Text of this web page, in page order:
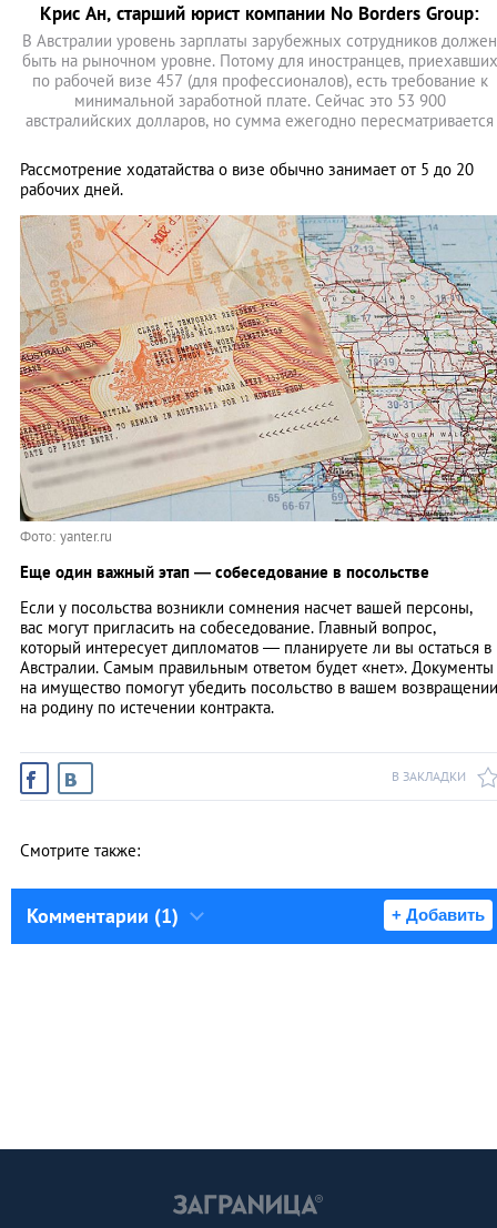
Крис Ан, старший юрист компании No Borders Group:
В Австралии уровень зарплаты зарубежных сотрудников должен
быть на рыночном уровне. Потому для иностранцев, приехавших
по рабочей визе 457 (для профессионалов), есть требование к
минимальной заработной плате. Сейчас это 53 900
австралийских долларов, но сумма ежегодно пересматривается
Рассмотрение ходатайства о визе обычно занимает от 5 до 20
рабочих дней.
Фото: yanter.ru
Еще один важный этап — собеседование в посольстве
Если у посольства возникли сомнения насчет вашей персоны,
вас могут пригласить на собеседование. Главный вопрос,
который интересует дипломатов — планируете ли вы остаться в
Австралии. Самым правильным ответом будет «нет». Документы
на имущество помогут убедить посольство в вашем возвращении
на родину по истечении контракта.
В ЗАКЛАДКИ
Смотрите также:
Комментарии (1) + Добавить